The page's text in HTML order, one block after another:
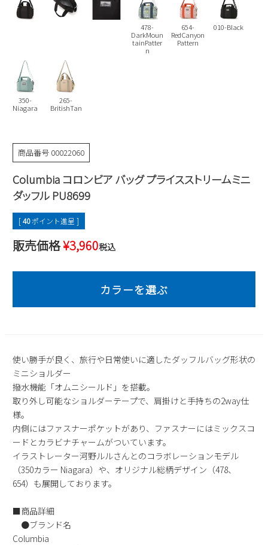
moz
puma
Parade
EDWIN
new balance
new balance
トートバッグ
財布
会員サービス
メルマガ購買
営業日カレンダー
休業日 お問い合わせ窓口休業日
2026 年8月
日 月
2
3
9
10 11
25 26 27
1
2 3 4
5
6
7
13
14 15 16
20
21 22 23 24 25
27
28 29 30
会社概要
478-
DarkMoun
tainPatter
n
654-
RedCanyon
Pattern
010-Black
350-
Niagara
265-
BritishTan
商品番号 00022060
Columbia コロンビア バッグ プライスストリームミニ
ダッフル PU8699
[40ポイント進呈 ]
販売価格¥3,960税込
使い勝手が良く、旅行や日常使いに適したダッフルバッグ形状の
ミニショルダー
撥水機能「オムニシールド」を搭載。
取り外し可能なショルダーテープで、肩掛けと手持ちの2way仕
様。
内側にはファスナーポケットがあり、ファスナーにはミックスコ
ードとカラビナチャームがついています。
イラストレーター河野ルルさんとのコラボレーションモデル
（350カラー Niagara）や、オリジナル総柄デザイン（478、
654）も展開しております。
■商品詳細
●ブランド名
Columbia